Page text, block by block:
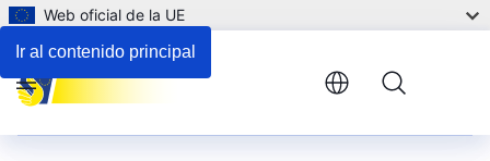
Ir al contenido principal
Web oficial de la UE
Menu